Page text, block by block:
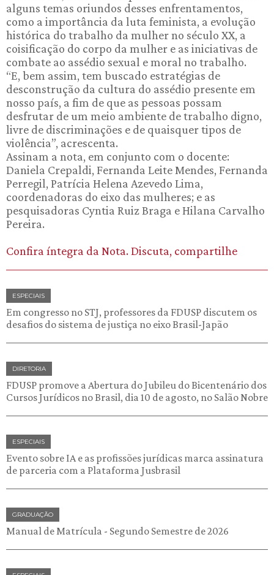
alguns temas oriundos desses enfrentamentos,
como a importância da luta feminista, a evolução
histórica do trabalho da mulher no século XX, a
coisificação do corpo da mulher e as iniciativas de
combate ao assédio sexual e moral no trabalho.
“E, bem assim, tem buscado estratégias de
desconstrução da cultura do assédio presente em
nosso país, a fim de que as pessoas possam
desfrutar de um meio ambiente de trabalho digno,
livre de discriminações e de quaisquer tipos de
violência”, acrescenta.
Assinam a nota, em conjunto com o docente:
Daniela Crepaldi, Fernanda Leite Mendes, Fernanda
Perregil, Patrícia Helena Azevedo Lima,
coordenadoras do eixo das mulheres; e as
pesquisadoras Cyntia Ruiz Braga e Hilana Carvalho
Pereira.
Confira íntegra da Nota. Discuta, compartilhe
ESPECIAIS
Em congresso no STJ, professores da FDUSP discutem os
desafios do sistema de justiça no eixo Brasil-Japão
DIRETORIA
FDUSP promove a Abertura do Jubileu do Bicentenário dos
Cursos Jurídicos no Brasil, dia 10 de agosto, no Salão Nobre
ESPECIAIS
Evento sobre IA e as profissões jurídicas marca assinatura
de parceria com a Plataforma Jusbrasil
GRADUAÇÃO
Manual de Matrícula - Segundo Semestre de 2026